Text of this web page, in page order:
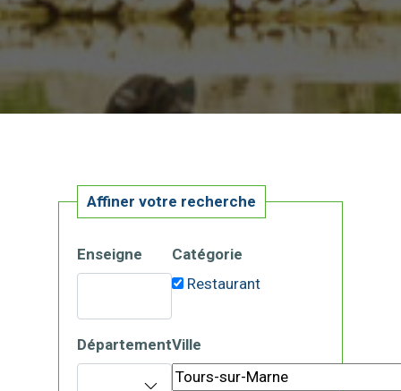
Affiner votre recherche
Enseigne
Catégorie
Restaurant
DépartementVille